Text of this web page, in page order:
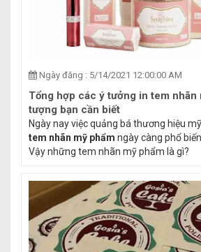
Ngày đăng : 5/14/2021 12:00:00 AM
Tổng hợp các ý tưởng in tem nhãn
tượng bạn cần biết
Ngày nay việc quảng bá thương hiệu
tem nhãn mỹ phẩm ngày càng phổ
Vậy những tem nhãn mỹ phẩm là gì?